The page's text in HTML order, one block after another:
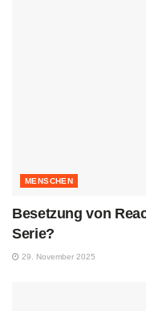
MENSCHEN
Besetzung von
Serie?
29. November 2025